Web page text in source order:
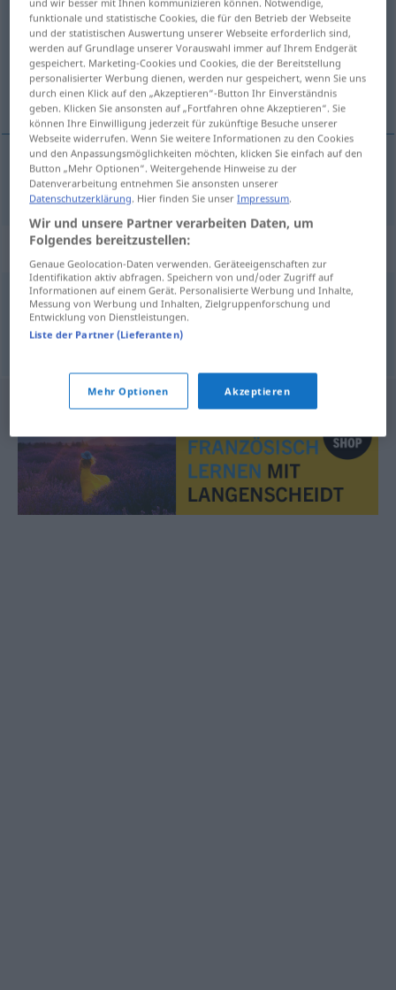
Übersicht aller Übersetzungen
(Für mehr Details die Übersetzung anklicken/antippen)
hallo
hallo hello
Synonyme für "hello"
ohé,salut
funktionale und statistische Cookies, die für den Betrieb der Webseite
und der statistischen Auswertung unserer Webseite erforderlich sind,
werden auf Grundlage unserer Vorauswahl immer auf Ihrem Endgerät
gespeichert. Marketing-Cookies und Cookies, die der Bereitstellung
personalisierter Werbung dienen, werden nur gespeichert, wenn Sie uns
durch einen Klick auf den „Akzeptieren“-Button Ihr Einverständnis
geben. Klicken Sie ansonsten auf „Fortfahren ohne Akzeptieren“. Sie
können Ihre Einwilligung jederzeit für zukünftige Besuche unserer
Webseite widerrufen. Wenn Sie weitere Informationen zu den Cookies
und den Anpassungsmöglichkeiten möchten, klicken Sie einfach auf den
Button „Mehr Optionen“. Weitergehende Hinweise zu der
Datenverarbeitung entnehmen Sie ansonsten unserer
Datenschutzerklärung . Hier finden Sie unserImpressum
Wir und unsere Partner verarbeiten Daten, um
Folgendes bereitzustellen:
Genaue Geolocation-Daten verwenden. Geräteeigenschaften zur
Identifikation aktiv abfragen. Speichern von und/oder Zugriff auf
Informationen auf einem Gerät. Personalisierte Werbung und Inhalte,
Messung von Werbung und Inhalten, Zielgruppenforschung und
Entwicklung von Dienstleistungen.
Liste der Partner (Lieferanten)
Mehr Optionen Akzeptieren